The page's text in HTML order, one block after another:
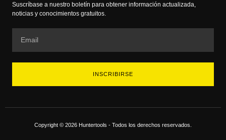
Suscríbase a nuestro boletín para obtener información actualizada,
noticias y conocimientos gratuitos.
INSCRIBIRSE
Copyright © 2026 Huntertools - Todos los derechos reservados.